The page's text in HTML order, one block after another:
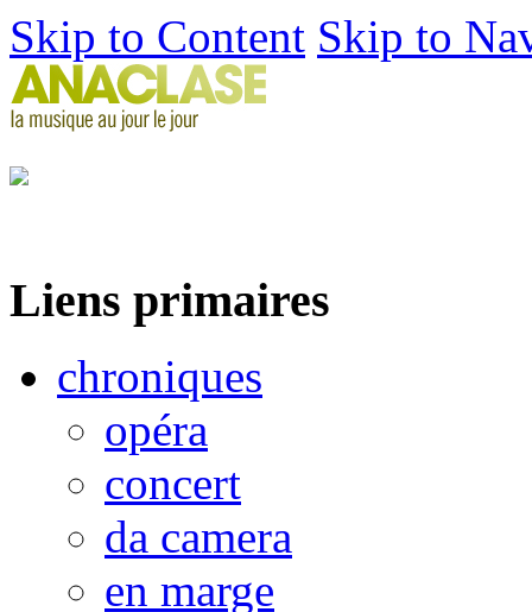
Skip to Content Skip to
Liens primaires
chroniques
opéra
concert
da camera
en marge